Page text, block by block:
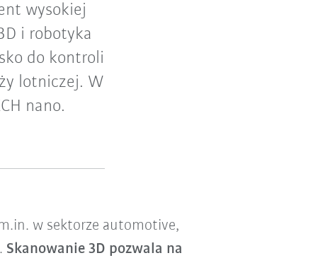
wysokiej
i robotyka
do kontroli
lotniczej. W
nano.
w sektorze automotive,
Skanowanie 3D pozwala na